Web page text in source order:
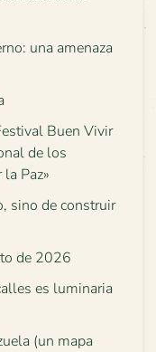
una amenaza
Buen Vivir
de los
Paz»
sino de construir
de 2026
es luminaria
(un mapa